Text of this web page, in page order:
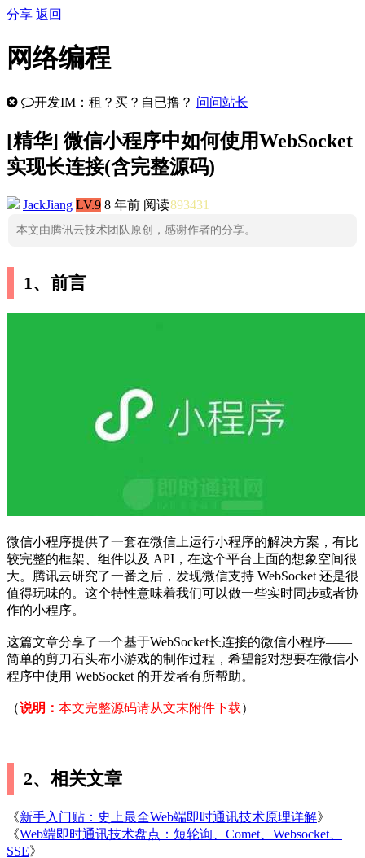
分享 返回
网络编程
开发IM：租？买？自已撸？ 问问站长
[精华] 微信小程序中如何使用WebSocket
实现长连接(含完整源码)
JackJiang LV.9 8 年前 阅读893431
本文由腾讯云技术团队原创，感谢作者的分享。
1、前言
微信小程序提供了一套在微信上运行小程序的解决方案，有比
较完整的框架、组件以及 API，在这个平台上面的想象空间很
大。腾讯云研究了一番之后，发现微信支持 WebSocket 还是很
值得玩味的。这个特性意味着我们可以做一些实时同步或者协
作的小程序。
这篇文章分享了一个基于WebSocket长连接的微信小程序——
简单的剪刀石头布小游戏的制作过程，希望能对想要在微信小
程序中使用 WebSocket 的开发者有所帮助。
（说明： 本文完整源码请从文末附件下载）
2、相关文章
《新手入门贴：史上最全Web端即时通讯技术原理详解》
《Web端即时通讯技术盘点：短轮询、Comet、Websocket、
SSE》